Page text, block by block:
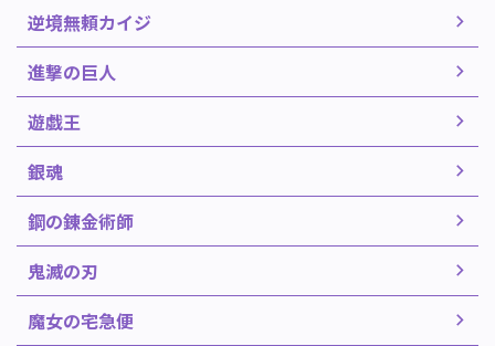
逆境無頼カイジ
進撃の巨人
遊戯王
銀魂
鋼の錬金術師
鬼滅の刃
魔女の宅急便